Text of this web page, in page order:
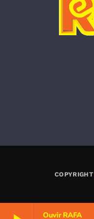
Ouvir RAFA
COPYRIGHT